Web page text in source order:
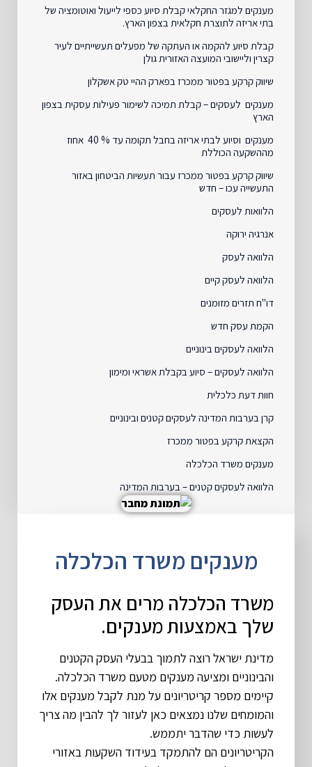
מענקים למגזר החקלאי קבלת סיוע כספי לייעול ואוטומציה של
בתי אריזה לתוצרת חקלאית בצפון הארץ.
קבלת סיוע להקמה או העתקה של מפעלים תעשייתיים לעיר
קצרין וליישובי המועצה האזורית גולן
שיווק קרקע בפטור ממכרז בפארק ההיי טק אשקלון
מענקים לעסקים – קבלת תמיכה לשימור פעילות עסקית בצפון
הארץ
מענקים וסיוע לבתי אריזה בחבל תקומה עד % 40 אחוז
מההשקעה הכוללת
שיווק קרקע בפטור ממכרז עבור תעשיות הביטחון באזור
התעשייה עכו – חדש
הלוואות לעסקים
אנרגיה ירוקה
הלוואה לעסק
הלוואה לעסק קיים
דו"ח תזרים מזומנים
הקמת עסק חדש
הלוואה לעסקים בינוניים
הלוואה לעסקים – סיוע בקבלת אשראי ומימון
חוות דעת כלכלית
קרן בערבות המדינה לעסקים קטנים ובינוניים
הקצאת קרקע בפטור ממכרז
מענקים משרד הכלכלה
הלוואה לעסקים קטנים – בערבות המדינה
מענקים משרד הכלכלה
משרד הכלכלה מרים את העסק
שלך באמצעות מענקים.
מדינת ישראל רוצה לתמוך בבעלי העסק הקטנים
והבינוניים ומציעה מענקים מטעם משרד הכלכלה.
קיימים מספר קריטריונים על מנת לקבל מענקים אלו
והמומחים שלנו נמצאים כאן לעזור לך להבין מה צריך
לעשות כדי שהדבר יתממש.
הקריטריונים הם להתמקד בעידוד השקעות באזורי